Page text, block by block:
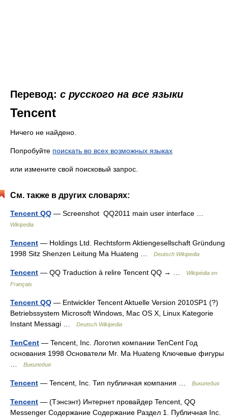
Перевод: с русского на все языки
Tencent
Ничего не найдено.
Попробуйте поискать во всех возможных языках
или измените свой поисковый запрос.
См. также в других словарях:
Tencent QQ — Screenshot QQ2011 main user interface …
Wikipedia
Tencent — Holdings Ltd. Rechtsform Aktiengesellschaft Gründung
1998 Sitz Shenzen Leitung Ma Huateng …
Deutsch Wikipedia
Tencent — QQ Traduction à relire Tencent QQ → …
Wikipédia en
Français
Tencent QQ — Entwickler Tencent Aktuelle Version 2010SP1 (?)
Betriebssystem Microsoft Windows, Mac OS X, Linux Kategorie
Instant Messagi …
Deutsch Wikipedia
TenCent — Tencent, Inc. Логотип компании TenCent Год
основания 1998 Основатели Mr. Ma Huateng Ключевые фигуры
Википедия
Tencent — Tencent, Inc. Тип публичная компания … Википедия
Tencent — (Тэнсэнт) Интернет провайдер Tencent, QQ
Messenger Содержание Содержание Раздел 1. Публичная Inc.